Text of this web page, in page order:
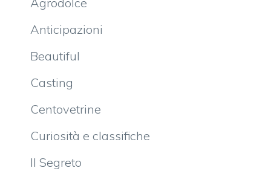
Anticipazioni
Beautiful
Casting
Centovetrine
Curiosità e classifiche
Il Segreto